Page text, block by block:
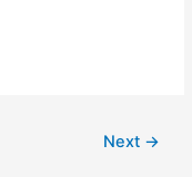
Next →